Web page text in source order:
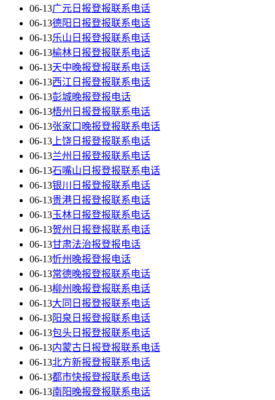
06-13广元日报登报联系电话
06-13德阳日报登报联系电话
06-13乐山日报登报联系电话
06-13榆林日报登报联系电话
06-13天中晚报登报联系电话
06-13西江日报登报联系电话
06-13彭城晚报登报电话
06-13梧州日报登报联系电话
06-13张家口晚报登报联系电话
06-13 上饶日报登报联系电话
06-13兰州日报登报联系电话
06-13石嘴山日报登报联系电话
06-13银川日报登报联系电话
06-13贵港日报登报联系电话
06-13玉林日报登报联系电话
06-13贺州日报登报联系电话
06-13甘肃法治报登报电话
06-13忻州晚报登报电话
06-13常德晚报登报联系电话
06-13柳州晚报登报联系电话
06-13大同日报登报联系电话
06-13阳泉日报登报联系电话
06-13包头日报登报联系电话
06-13内蒙古日报登报联系电话
06-13北方新报登报联系电话
06-13都市快报登报联系电话
06-13南阳晚报登报联系电话